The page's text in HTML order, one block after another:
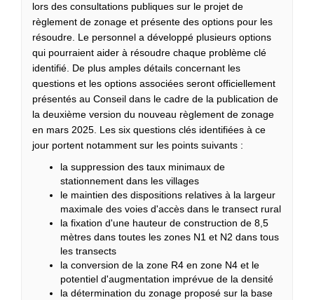
lors des consultations publiques sur le projet de
règlement de zonage et présente des options pour les
résoudre. Le personnel a développé plusieurs options
qui pourraient aider à résoudre chaque problème clé
identifié. De plus amples détails concernant les
questions et les options associées seront officiellement
présentés au Conseil dans le cadre de la publication de
la deuxième version du nouveau règlement de zonage
en mars 2025. Les six questions clés identifiées à ce
jour portent notamment sur les points suivants :
la suppression des taux minimaux de
stationnement dans les villages
le maintien des dispositions relatives à la largeur
maximale des voies d'accès dans le transect rural
la fixation d'une hauteur de construction de 8,5
mètres dans toutes les zones N1 et N2 dans tous
les transects
la conversion de la zone R4 en zone N4 et le
potentiel d'augmentation imprévue de la densité
la détermination du zonage proposé sur la base